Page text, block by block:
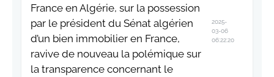
France en Algérie, sur la possession
par le président du Sénat algérien
d’un bien immobilier en France,
ravive de nouveau la polémique sur
la transparence concernant le
2025-
03-06
06:22:20